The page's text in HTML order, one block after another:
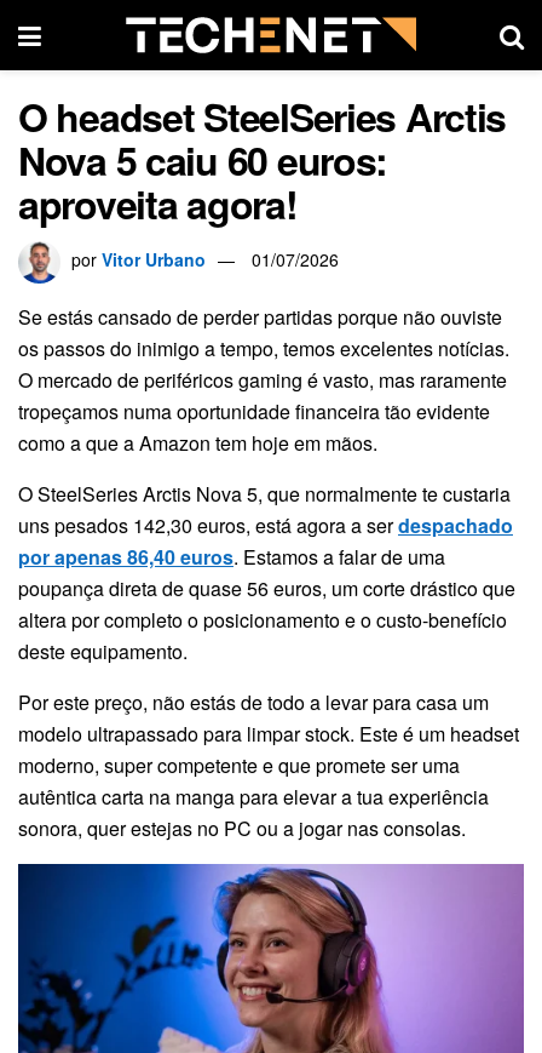
O headset SteelSeries Arctis
Nova 5 caiu 60 euros:
aproveita agora!
por Vitor Urbano 01/07/2026
Se estás cansado de perder partidas porque não ouviste
os passos do inimigo a tempo, temos excelentes notícias.
O mercado de periféricos gaming é vasto, mas raramente
tropeçamos numa oportunidade financeira tão evidente
como a que a Amazon tem hoje em mãos.
O SteelSeries Arctis Nova 5, que normalmente te custaria
uns pesados 142,30 euros, está agora a serdespachado
por apenas 86,40 euros. Estamos a falar de uma
poupança direta de quase 56 euros, um corte drástico que
altera por completo o posicionamento e o custo-benefício
deste equipamento.
Por este preço, não estás de todo a levar para casa um
modelo ultrapassado para limpar stock. Este é um headset
moderno, super competente e que promete ser uma
autêntica carta na manga para elevar a tua experiência
sonora, quer estejas no PC ou a jogar nas consolas.